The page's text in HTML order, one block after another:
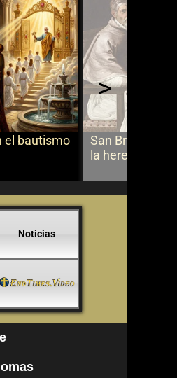
el bautismo
San Bruno
la herejía
>
Noticias